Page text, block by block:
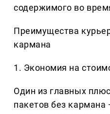
содержимого во
Преимущества
кармана
1. Экономия на
Один из главных
пакетов без кармана